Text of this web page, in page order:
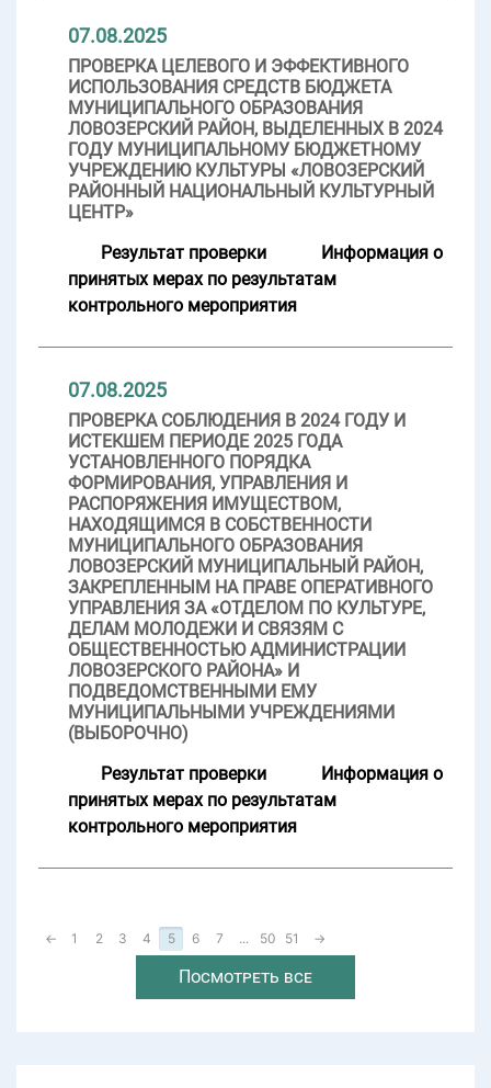
07.08.2025
ПРОВЕРКА ЦЕЛЕВОГО И ЭФФЕКТИВНОГО
ИСПОЛЬЗОВАНИЯ СРЕДСТВ БЮДЖЕТА
МУНИЦИПАЛЬНОГО ОБРАЗОВАНИЯ
ЛОВОЗЕРСКИЙ РАЙОН, ВЫДЕЛЕННЫХ В 2024
ГОДУ МУНИЦИПАЛЬНОМУ БЮДЖЕТНОМУ
УЧРЕЖДЕНИЮ КУЛЬТУРЫ «ЛОВОЗЕРСКИЙ
РАЙОННЫЙ НАЦИОНАЛЬНЫЙ КУЛЬТУРНЫЙ
ЦЕНТР»
Результат проверки
Информация о
принятых мерах по результатам
контрольного мероприятия
07.08.2025
ПРОВЕРКА СОБЛЮДЕНИЯ В 2024 ГОДУ И
ИСТЕКШЕМ ПЕРИОДЕ 2025 ГОДА
УСТАНОВЛЕННОГО ПОРЯДКА
ФОРМИРОВАНИЯ, УПРАВЛЕНИЯ И
РАСПОРЯЖЕНИЯ ИМУЩЕСТВОМ,
НАХОДЯЩИМСЯ В СОБСТВЕННОСТИ
МУНИЦИПАЛЬНОГО ОБРАЗОВАНИЯ
ЛОВОЗЕРСКИЙ МУНИЦИПАЛЬНЫЙ РАЙОН,
ЗАКРЕПЛЕННЫМ НА ПРАВЕ ОПЕРАТИВНОГО
УПРАВЛЕНИЯ ЗА «ОТДЕЛОМ ПО КУЛЬТУРЕ,
ДЕЛАМ МОЛОДЕЖИ И СВЯЗЯМ С
ОБЩЕСТВЕННОСТЬЮ АДМИНИСТРАЦИИ
ЛОВОЗЕРСКОГО РАЙОНА» И
ПОДВЕДОМСТВЕННЫМИ ЕМУ
МУНИЦИПАЛЬНЫМИ УЧРЕЖДЕНИЯМИ
(ВЫБОРОЧНО)
Результат проверки
Информация о
принятых мерах по результатам
контрольного мероприятия
← 1 2 3 4 5 6 7 ... 50 51 →
Посмотреть все